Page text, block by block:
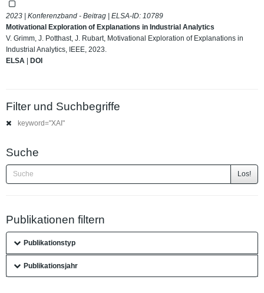
2023 | Konferenzband - Beitrag | ELSA-ID: 10789
Motivational Exploration of Explanations in Industrial Analytics
V. Grimm, J. Potthast, J. Rubart, Motivational Exploration of Explanations in
Industrial Analytics, IEEE, 2023.
ELSA | DOI
Filter und Suchbegriffe
keyword="XAI"
Suche
Los!
Publikationen filtern
Publikationstyp
Publikationsjahr